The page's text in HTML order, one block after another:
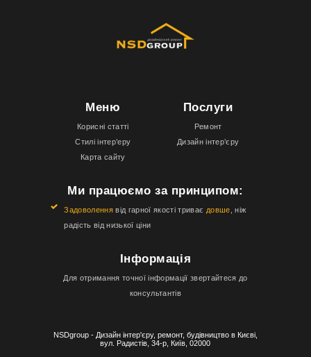
NSDgroup - Дизайн інтер'єру, ремонт, будівництво в Києві,
вул. Радистів, 34-р, Київ, 02000
Меню
Корисні статті
Стилі інтер’еру
Карта сайту
Послуги
Ремонт
Дизайн інтер’єру
Ми працюємо за принципом:
Задоволення від гарної якості триває довше , ніж
радість від низької ціни
Інформація
Для отримання точної інформації звертайтеся до
консультантів